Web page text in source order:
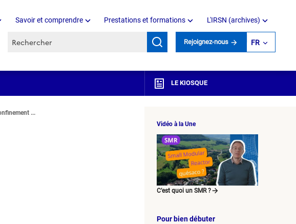
Savoir et comprendre Prestations et formations L'IRSN (archives)
Recherche par mots clés Rejoignez-nous FR
LE KIOSQUE
...
Vidéo à la Une
C’est quoi un SMR ?
Pour bien débuter